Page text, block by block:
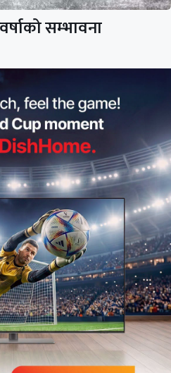
सम्भावना